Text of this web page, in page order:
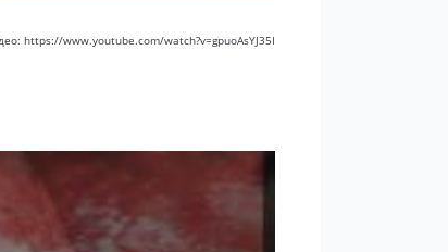
https://www.youtube.com/watch?v=gpuoAsYJ35I